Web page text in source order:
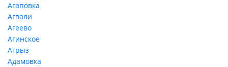
Агаповка
Агвали
Агеево
Агинское
Агрыз
Адамовка